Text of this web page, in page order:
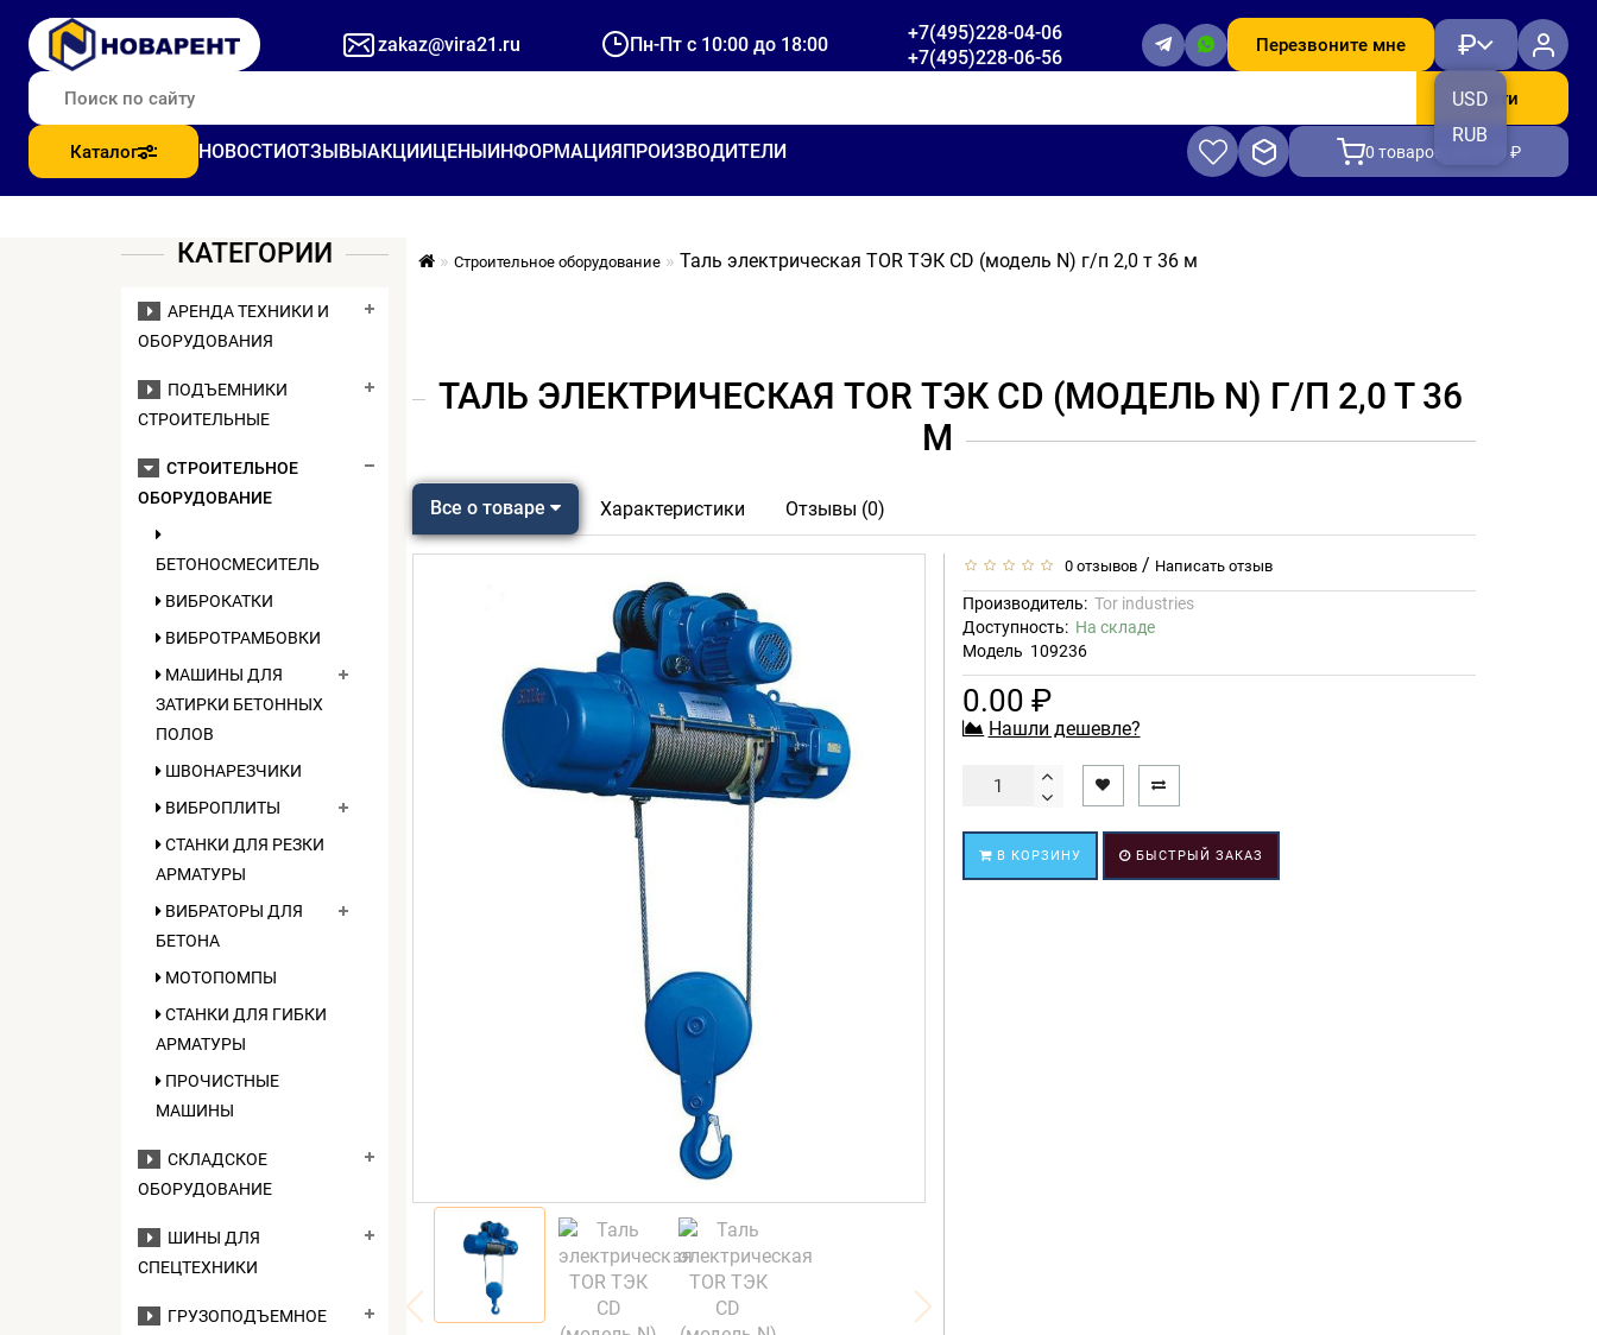
zakaz@vira21.ru Пн-Пт с 10:00 до 18:00
+7(495)228-04-06
+7(495)228-06-56
Перезвоните мне ₽
USD
RUB
Найти
Каталог НОВОСТИОТЗЫВЫАКЦИИЦЕНЫИНФОРМАЦИЯПРОИЗВОДИТЕЛИ 0 товаров, на 0.00 ₽
КАТЕГОРИИ
АРЕНДА ТЕХНИКИ И
ОБОРУДОВАНИЯ
ПОДЪЕМНИКИ
СТРОИТЕЛЬНЫЕ
СТРОИТЕЛЬНОЕ
ОБОРУДОВАНИЕ
БЕТОНОСМЕСИТЕЛЬ
ВИБРОКАТКИ
ВИБРОТРАМБОВКИ
МАШИНЫ ДЛЯ
ЗАТИРКИ БЕТОННЫХ
ПОЛОВ
ШВОНАРЕЗЧИКИ
ВИБРОПЛИТЫ
СТАНКИ ДЛЯ РЕЗКИ
АРМАТУРЫ
ВИБРАТОРЫ ДЛЯ
БЕТОНА
МОТОПОМПЫ
СТАНКИ ДЛЯ ГИБКИ
АРМАТУРЫ
ПРОЧИСТНЫЕ
МАШИНЫ
СКЛАДСКОЕ
ОБОРУДОВАНИЕ
ШИНЫ ДЛЯ
СПЕЦТЕХНИКИ
ГРУЗОПОДЪЕМНОЕ
Строительное оборудование Таль электрическая TOR ТЭК CD (модель N) г/п 2,0 т 36 м
ТАЛЬ ЭЛЕКТРИЧЕСКАЯ TOR ТЭК CD (МОДЕЛЬ N) Г/П 2,0 Т 36
М
Все о товаре Характеристики Отзывы (0)
0 отзывов / Написать отзыв
Производитель: Tor industries
Доступность: На складе
Модель 109236
0.00 ₽
Нашли дешевле?
В КОРЗИНУ БЫСТРЫЙ ЗАКАЗ